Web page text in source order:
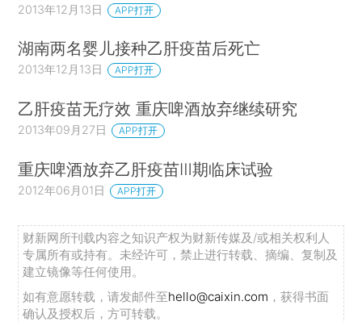
2013年12月13日 APP打开
湖南两名婴儿接种乙肝疫苗后死亡
2013年12月13日 APP打开
乙肝疫苗无疗效 重庆啤酒放弃继续研究
2013年09月27日 APP打开
重庆啤酒放弃乙肝疫苗Ⅲ期临床试验
2012年06月01日 APP打开
财新网所刊载内容之知识产权为财新传媒及/或相关权利人
专属所有或持有。未经许可，禁止进行转载、摘编、复制及
建立镜像等任何使用。
如有意愿转载，请发邮件至hello@caixin.com ，获得书面
确认及授权后，方可转载。